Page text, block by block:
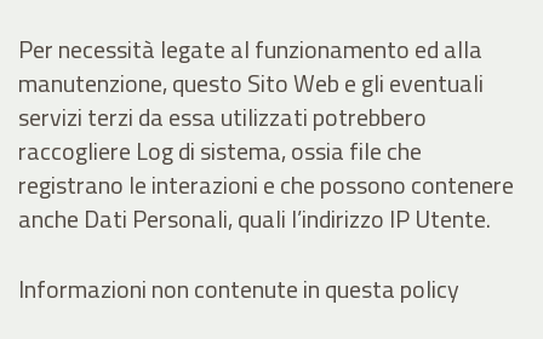
Per necessità legate al funzionamento ed alla
manutenzione, questo Sito Web e gli eventuali
servizi terzi da essa utilizzati potrebbero
raccogliere Log di sistema, ossia file che
registrano le interazioni e che possono contenere
anche Dati Personali, quali l’indirizzo IP Utente.
Informazioni non contenute in questa policy